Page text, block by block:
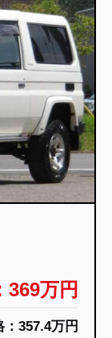
369万円
357.4万円